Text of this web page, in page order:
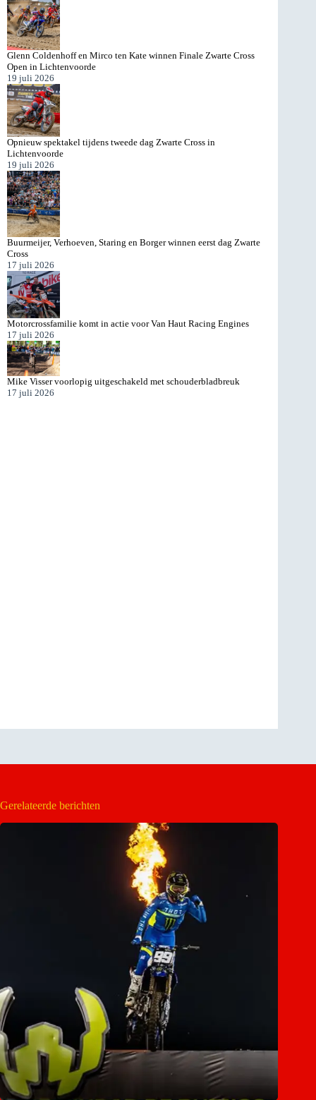
Glenn Coldenhoff en Mirco ten Kate winnen Finale Zwarte Cross
Open in Lichtenvoorde
19 juli 2026
Opnieuw spektakel tijdens tweede dag Zwarte Cross in
Lichtenvoorde
19 juli 2026
Buurmeijer, Verhoeven, Staring en Borger winnen eerst dag Zwarte
Cross
17 juli 2026
Motorcrossfamilie komt in actie voor Van Haut Racing Engines
17 juli 2026
Mike Visser voorlopig uitgeschakeld met schouderbladbreuk
17 juli 2026
Gerelateerde berichten